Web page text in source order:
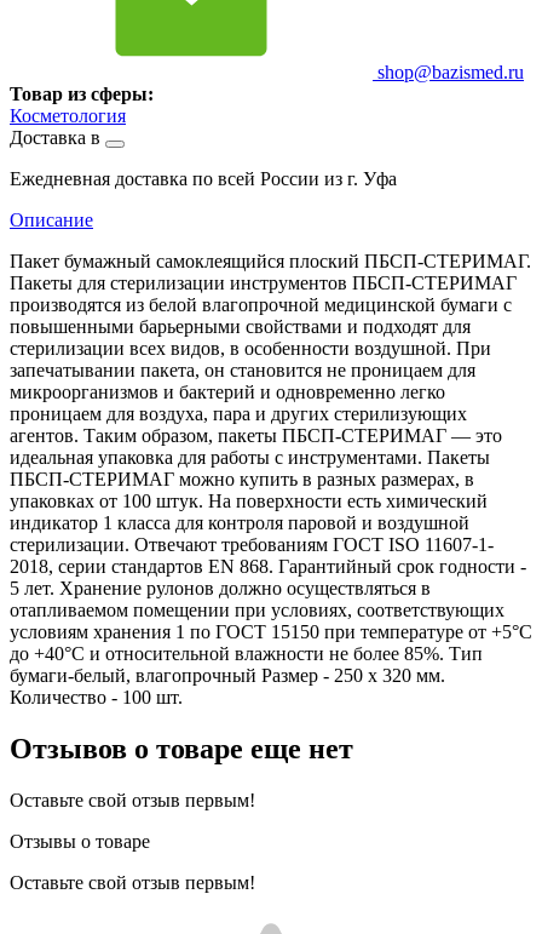
shop@bazismed.ru
Товар из сферы:
Косметология
Доставка в
Ежедневная доставка по всей России из г. Уфа
Описание
Пакет бумажный самоклеящийся плоский ПБСП-СТЕРИМАГ.
Пакеты для стерилизации инструментов ПБСП-СТЕРИМАГ
производятся из белой влагопрочной медицинской бумаги с
повышенными барьерными свойствами и подходят для
стерилизации всех видов, в особенности воздушной. При
запечатывании пакета, он становится не проницаем для
микроорганизмов и бактерий и одновременно легко
проницаем для воздуха, пара и других стерилизующих
агентов. Таким образом, пакеты ПБСП-СТЕРИМАГ — это
идеальная упаковка для работы с инструментами. Пакеты
ПБСП-СТЕРИМАГ можно купить в разных размерах, в
упаковках от 100 штук. На поверхности есть химический
индикатор 1 класса для контроля паровой и воздушной
стерилизации. Отвечают требованиям ГОСТ ISO 11607-1-
2018, серии стандартов EN 868. Гарантийный срок годности -
5 лет. Хранение рулонов должно осуществляться в
отапливаемом помещении при условиях, соответствующих
условиям хранения 1 по ГОСТ 15150 при температуре от +5°С
до +40°С и относительной влажности не более 85%. Тип
бумаги-белый, влагопрочный Размер - 250 х 320 мм.
Количество - 100 шт.
Отзывов о товаре еще нет
Оставьте свой отзыв первым!
Отзывы о товаре
Оставьте свой отзыв первым!